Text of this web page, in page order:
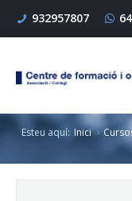
932957807
Cerca
Esteu aquí: Inici